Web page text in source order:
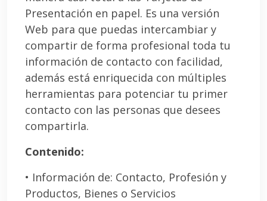
Presentación en papel. Es una versión
Web para que puedas intercambiar y
compartir de forma profesional toda tu
información de contacto con facilidad,
además está enriquecida con múltiples
herramientas para potenciar tu primer
contacto con las personas que desees
compartirla.
Contenido:
• Información de: Contacto, Profesión y
Productos, Bienes o Servicios